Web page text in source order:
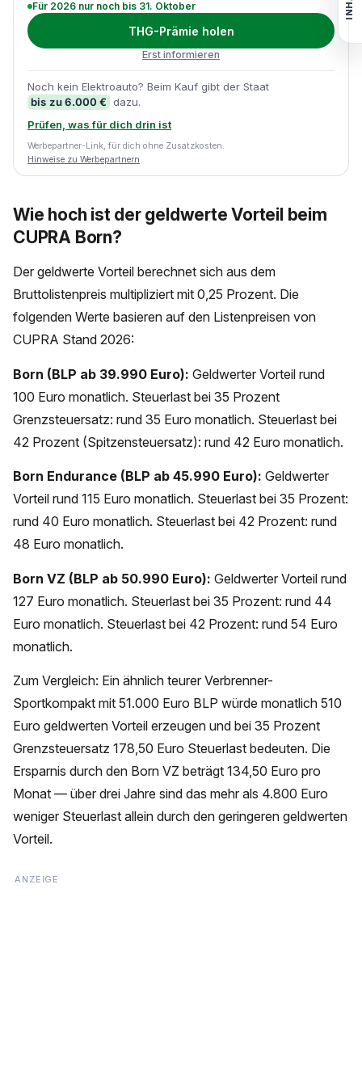
Für 2026 nur noch bis 31. Oktober
THG-Prämie holen
Erst informieren
Noch kein Elektroauto? Beim Kauf gibt der Staat
bis zu 6.000 € dazu.
Prüfen, was für dich drin ist
Werbepartner-Link, für dich ohne Zusatzkosten.
Hinweise zu Werbepartnern
Wie hoch ist der geldwerte Vorteil beim
CUPRA Born?
Der geldwerte Vorteil berechnet sich aus dem
Bruttolistenpreis multipliziert mit 0,25 Prozent. Die
folgenden Werte basieren auf den Listenpreisen von
CUPRA Stand 2026:
Born (BLP ab 39.990 Euro): Geldwerter Vorteil rund
100 Euro monatlich. Steuerlast bei 35 Prozent
Grenzsteuersatz: rund 35 Euro monatlich. Steuerlast bei
42 Prozent (Spitzensteuersatz): rund 42 Euro monatlich.
Born Endurance (BLP ab 45.990 Euro): Geldwerter
Vorteil rund 115 Euro monatlich. Steuerlast bei 35 Prozent:
rund 40 Euro monatlich. Steuerlast bei 42 Prozent: rund
48 Euro monatlich.
Born VZ (BLP ab 50.990 Euro): Geldwerter Vorteil rund
127 Euro monatlich. Steuerlast bei 35 Prozent: rund 44
Euro monatlich. Steuerlast bei 42 Prozent: rund 54 Euro
monatlich.
Zum Vergleich: Ein ähnlich teurer Verbrenner-
Sportkompakt mit 51.000 Euro BLP würde monatlich 510
Euro geldwerten Vorteil erzeugen und bei 35 Prozent
Grenzsteuersatz 178,50 Euro Steuerlast bedeuten. Die
Ersparnis durch den Born VZ beträgt 134,50 Euro pro
Monat — über drei Jahre sind das mehr als 4.800 Euro
weniger Steuerlast allein durch den geringeren geldwerten
Vorteil.